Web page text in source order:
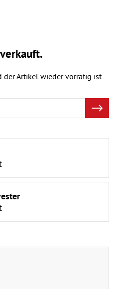
Artikel wieder vorrätig ist.